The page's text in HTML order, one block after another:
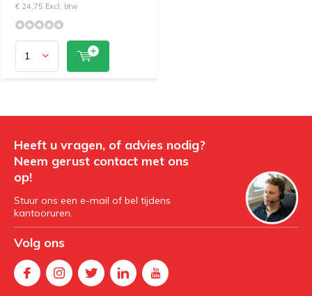
€ 24,75 Excl. btw
Heeft u vragen, of advies nodig?
Neem gerust contact met ons
op!
Stuur ons een e-mail of bel tijdens
kantooruren.
Volg ons